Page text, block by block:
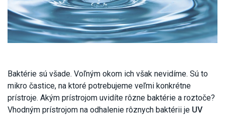
Baktérie sú všade. Voľným okom ich však nevidíme. Sú to
mikro častice, na ktoré potrebujeme veľmi konkrétne
prístroje. Akým prístrojom uvidíte rôzne baktérie a roztoče?
Vhodným prístrojom na odhalenie rôznych baktérii je UV